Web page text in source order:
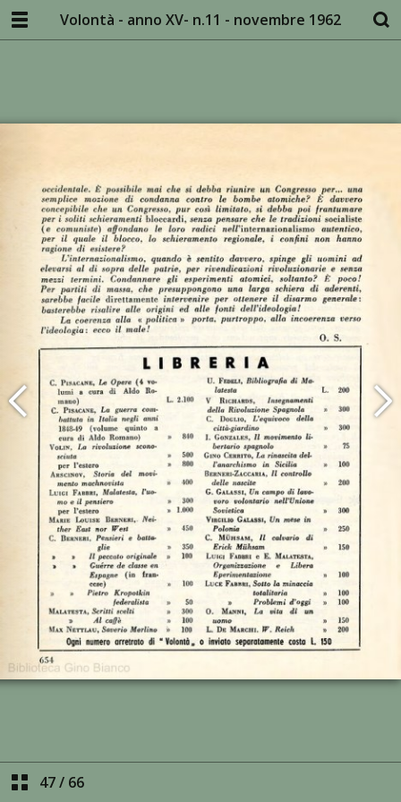
Volontà - anno XV- n.11 - novembre 1962
47/ 66